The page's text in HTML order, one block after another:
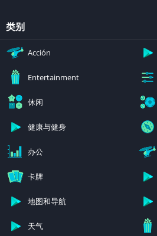
类别
Acción
Entertainment
休闲
健康与健身
办公
卡牌
地图和导航
天气